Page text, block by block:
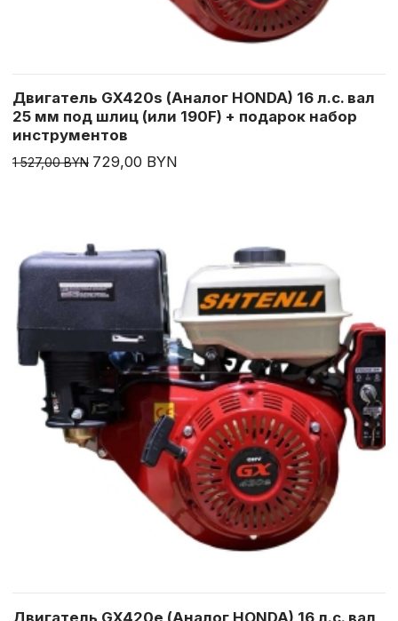
Двигатель GX420s (Аналог HONDA) 16 л.с. вал
25 мм под шлиц (или 190F) + подарок набор
инструментов
1 527,00 BYN 729,00 BYN
Двигатель GX420e (Аналог HONDA) 16 л.с. вал